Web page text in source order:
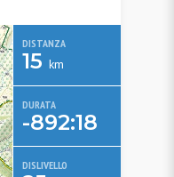
DISTANZA
15 km
DURATA
-892:18
DISLIVELLO